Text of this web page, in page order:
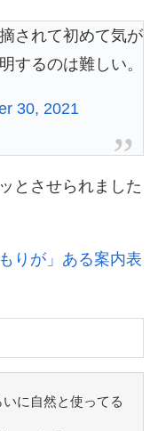
されて初めて気が
するのは難しい。
30, 2021
とさせられました
りが」ある案内表
に自然と使ってる